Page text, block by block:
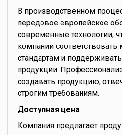
В производственном
передовое европейское
современные технологии,
компании
стандартам и
продукции.
создавать продукцию,
строгим требованиям.
Доступная цена
Компания предлагает